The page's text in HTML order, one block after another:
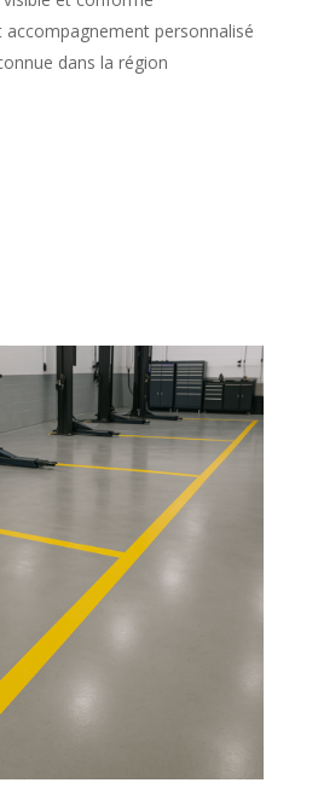
accompagnement personnalisé
dans la région